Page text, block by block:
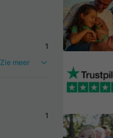
1
Zie meer
1